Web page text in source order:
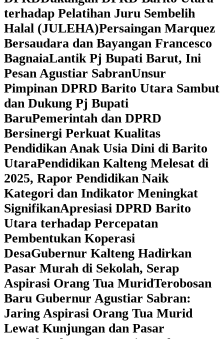
terhadap Pelatihan Juru Sembelih
Halal (JULEHA)Persaingan Marquez
Bersaudara dan Bayangan Francesco
BagnaiaLantik Pj Bupati Barut, Ini
Pesan Agustiar SabranUnsur
Pimpinan DPRD Barito Utara Sambut
dan Dukung Pj Bupati
BaruPemerintah dan DPRD
Bersinergi Perkuat Kualitas
Pendidikan Anak Usia Dini di Barito
Utara‎Pendidikan Kalteng Melesat di
2025, Rapor Pendidikan Naik
Kategori dan Indikator Meningkat
SignifikanApresiasi DPRD Barito
Utara terhadap Percepatan
Pembentukan Koperasi
Desa‎Gubernur Kalteng Hadirkan
Pasar Murah di Sekolah, Serap
Aspirasi Orang Tua Murid‎Terobosan
Baru Gubernur Agustiar Sabran:
Jaring Aspirasi Orang Tua Murid
Lewat Kunjungan dan Pasar